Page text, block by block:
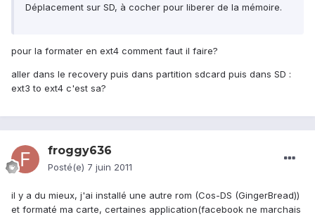
Déplacement sur SD, à cocher pour liberer de la mémoire.
pour la formater en ext4 comment faut il faire?
aller dans le recovery puis dans partition sdcard puis dans SD :
ext3 to ext4 c'est sa?
froggy636
Posté(e) 7 juin 2011
il y a du mieux, j'ai installé une autre rom (Cos-DS (GingerBread))
et formaté ma carte, certaines application(facebook ne marchais